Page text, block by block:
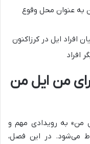
به عنوان محل وقوع
افراد ایل در کرزاکنون
افراد
بخارای من ایل من
من» به رویدادی مهم و
می‌شود. در این فصل،